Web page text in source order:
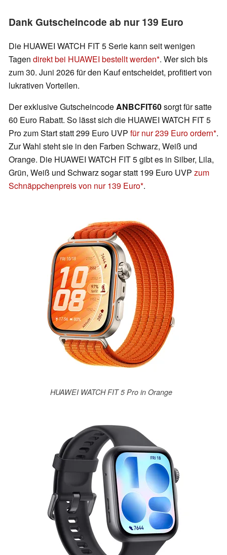
Dank Gutscheincode ab nur 139 Euro
Die HUAWEI WATCH FIT 5 Serie kann seit wenigen
Tagen direkt bei HUAWEI bestellt werden . Wer sich bis
zum 30. Juni 2026 für den Kauf entscheidet, profitiert von
lukrativen Vorteilen.
Der exklusive GutscheincodeANBCFIT60sorgt für satte
60 Euro Rabatt. So lässt sich die HUAWEI WATCH FIT 5
Pro zum Start statt 299 Euro UVP für nur 239 Euro ordern .
Zur Wahl steht sie in den Farben Schwarz, Weiß und
Orange. Die HUAWEI WATCH FIT 5 gibt es in Silber, Lila,
Grün, Weiß und Schwarz sogar statt 199 Euro UVP zum
Schnäppchenpreis von nur 139 Euro .
HUAWEI WATCH FIT 5 Pro in Orange